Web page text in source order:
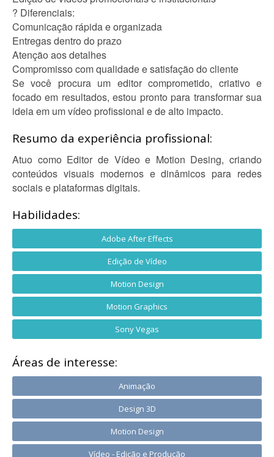
? Diferenciais:
Comunicação rápida e organizada
Entregas dentro do prazo
Atenção aos detalhes
Compromisso com qualidade e satisfação do cliente
Se você procura um editor comprometido, criativo e
focado em resultados, estou pronto para transformar sua
ideia em um vídeo profissional e de alto impacto.
Resumo da experiência profissional:
Atuo como Editor de Vídeo e Motion Desing, criando
conteúdos visuais modernos e dinâmicos para redes
sociais e plataformas digitais.
Habilidades:
Adobe After Effects
Edição de Vídeo
Motion Design
Motion Graphics
Sony Vegas
Áreas de interesse:
Animação
Design 3D
Motion Design
Vídeo - Edição e Produção